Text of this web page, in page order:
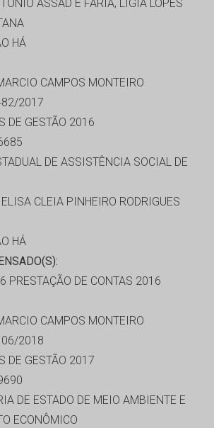
ASSAD E FARIA, LIGIA LOPES
HÁ
CAMPOS MONTEIRO
2017
DE GESTÃO 2016
DE ASSISTÊNCIA SOCIAL DE
ELISA CLEIA PINHEIRO RODRIGUES
HÁ
DE CONTAS 2016
CAMPOS MONTEIRO
2018
DE GESTÃO 2017
DE ESTADO DE MEIO AMBIENTE E
ECONÔMICO